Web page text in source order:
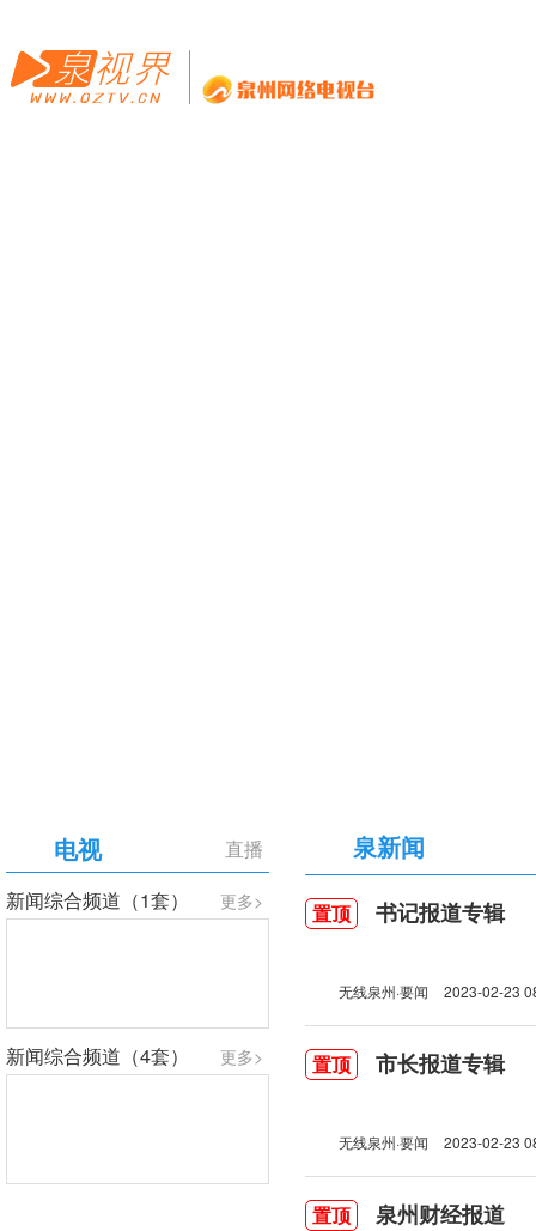
直播
电视
更多>
新闻综合频道（1套）
更多>
新闻综合频道（4套）
泉新闻
置顶 书记报道专辑
无线泉州·要闻 2023-02-23
置顶 市长报道专辑
无线泉州·要闻 2023-02-23
置顶 泉州财经报道